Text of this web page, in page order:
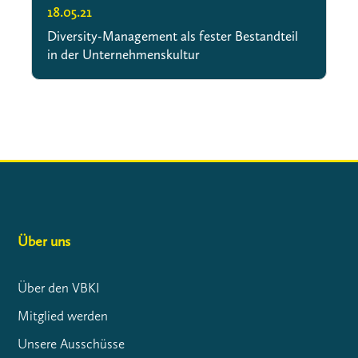
18.05.21
Diversity-Management als fester Bestandteil
in der Unternehmenskultur
Über uns
Über den VBKI
Mitglied werden
Unsere Ausschüsse